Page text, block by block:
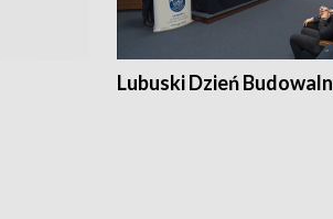
Lubuski Dzień